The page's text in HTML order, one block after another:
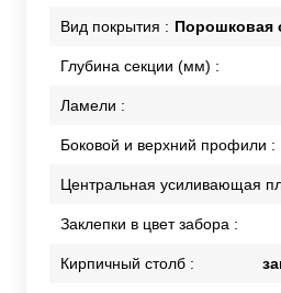
Вид покрытия : Порошковая
Глубина секции (мм) :
Ламели :
Боковой и верхний профили :
Центральная усиливающая
Заклепки в цвет забора :
Кирпичный столб :